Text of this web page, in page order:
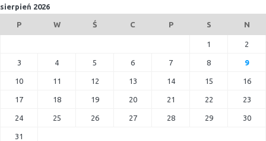
sierpień 2026
P W Ś C P S N
1 2
3 4 5 6 7 8 9
10 11 12 13 14 15 16
17 18 19 20 21 22 23
24 25 26 27 28 29 30
31